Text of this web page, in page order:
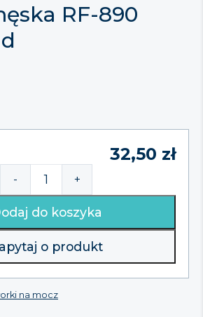
RF-890
32,50 zł
ilość
Kaczka
męska
RF-
RehaFund
- +
do koszyka
o produkt
na mocz